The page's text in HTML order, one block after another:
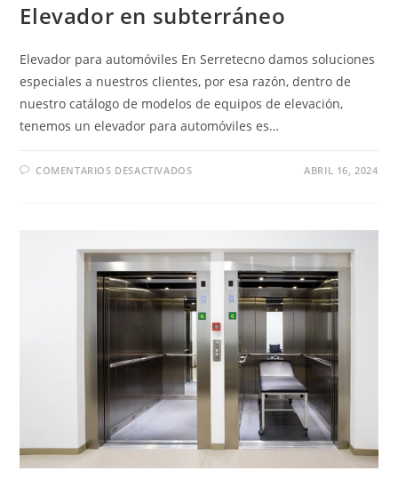
Elevador en subterráneo
Elevador para automóviles En Serretecno damos soluciones
especiales a nuestros clientes, por esa razón, dentro de
nuestro catálogo de modelos de equipos de elevación,
tenemos un elevador para automóviles es…
COMENTARIOS DESACTIVADOSEN ABRIL 16, 2024